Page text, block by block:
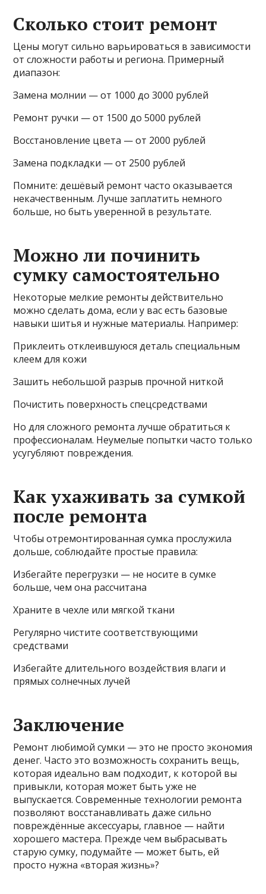
Сколько стоит ремонт
Цены могут сильно варьироваться в зависимости
от сложности работы и региона. Примерный
диапазон:
Замена молнии — от 1000 до 3000 рублей
Ремонт ручки — от 1500 до 5000 рублей
Восстановление цвета — от 2000 рублей
Замена подкладки — от 2500 рублей
Помните: дешёвый ремонт часто оказывается
некачественным. Лучше заплатить немного
больше, но быть уверенной в результате.
Можно ли починить
сумку самостоятельно
Некоторые мелкие ремонты действительно
можно сделать дома, если у вас есть базовые
навыки шитья и нужные материалы. Например:
Приклеить отклеившуюся деталь специальным
клеем для кожи
Зашить небольшой разрыв прочной ниткой
Почистить поверхность спецсредствами
Но для сложного ремонта лучше обратиться к
профессионалам. Неумелые попытки часто только
усугубляют повреждения.
Как ухаживать за сумкой
после ремонта
Чтобы отремонтированная сумка прослужила
дольше, соблюдайте простые правила:
Избегайте перегрузки — не носите в сумке
больше, чем она рассчитана
Храните в чехле или мягкой ткани
Регулярно чистите соответствующими
средствами
Избегайте длительного воздействия влаги и
прямых солнечных лучей
Заключение
Ремонт любимой сумки — это не просто экономия
денег. Часто это возможность сохранить вещь,
которая идеально вам подходит, к которой вы
привыкли, которая может быть уже не
выпускается. Современные технологии ремонта
позволяют восстанавливать даже сильно
повреждённые аксессуары, главное — найти
хорошего мастера. Прежде чем выбрасывать
старую сумку, подумайте — может быть, ей
просто нужна «вторая жизнь»?